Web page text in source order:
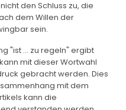
den Schluss zu, die
dem Willen der
sein.
"ist ... zu regeln" ergibt
mit dieser Wortwahl
gebracht werden. Dies
mit dem
kann die